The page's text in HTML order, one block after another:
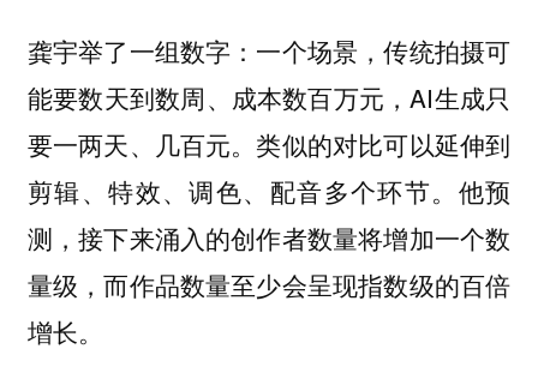
龚宇举了一组数字：一个场景，传统拍摄可
能要数天到数周、成本数百万元，AI生成只
要一两天、几百元。类似的对比可以延伸到
剪辑、特效、调色、配音多个环节。他预
测，接下来涌入的创作者数量将增加一个数
量级，而作品数量至少会呈现指数级的百倍
增长。